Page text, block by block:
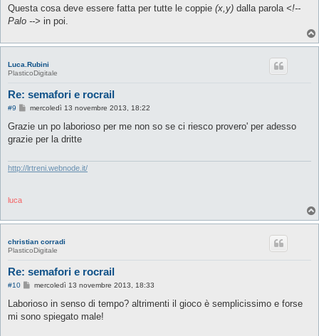
Questa cosa deve essere fatta per tutte le coppie (x,y) dalla parola <!--
Palo --> in poi.
Luca.Rubini
PlasticoDigitale
Re: semafori e rocrail
#9
M
s
a
i
mercoledì 13 novembre 2013, 18:22
Grazie un po laborioso per me non so se ci riesco provero' per adesso
grazie per la dritte
http://lrtreni.webnode.it/
luca
christian corradi
PlasticoDigitale
Re: semafori e rocrail
#10
M
s
a
mercoledì 13 novembre 2013, 18:33
Laborioso in senso di tempo? altrimenti il gioco è semplicissimo e forse
mi sono spiegato male!